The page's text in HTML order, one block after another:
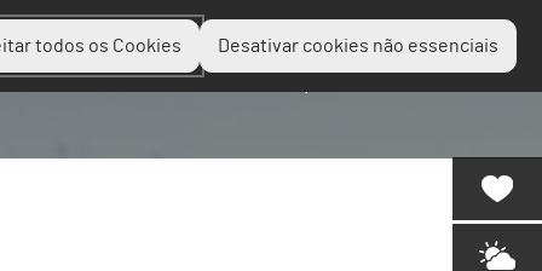
todos os Cookies Desativar cookies não essenciais
Planear Descobrir